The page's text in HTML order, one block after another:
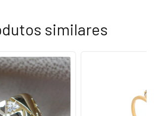
similares